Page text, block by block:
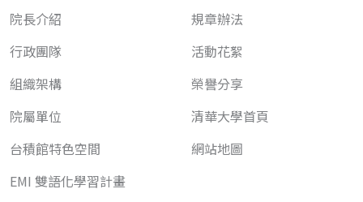
院長介紹
行政團隊
組織架構
院屬單位
台積館特色空間
EMI 雙語化學習計畫
規章辦法
活動花絮
榮譽分享
清華大學首頁
網站地圖